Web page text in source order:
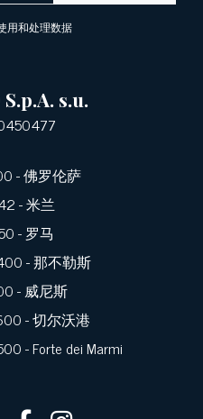
用和处理数据
s.u.
- 佛罗伦萨
- 米兰
- 罗马
- 那不勒斯
- 威尼斯
- 切尔沃港
- Forte dei Marmi